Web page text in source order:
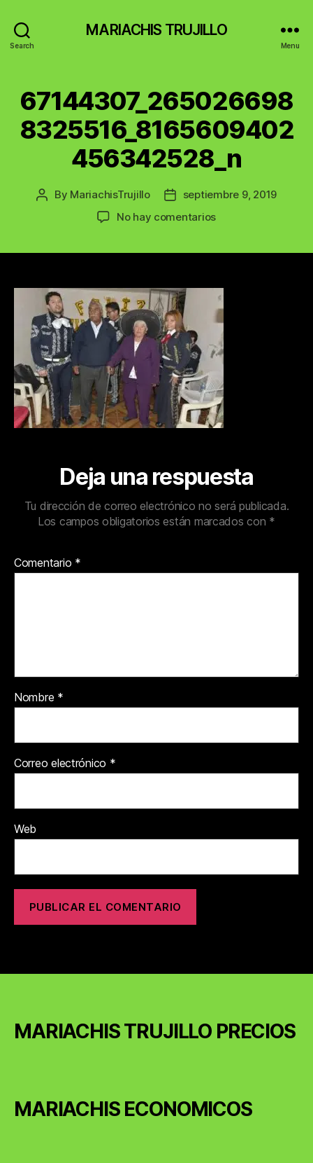
Search
MARIACHIS TRUJILLO
Menu
67144307_265026698
8325516_8165609402
456342528_n
Post
By MariachisTrujillo
Post
date
septiembre 9, 2019
No hay comentariosen
Deja una respuesta
Tu dirección de correo electrónico no será publicada.
Los campos obligatorios están marcados con *
Comentario *
Nombre *
Correo electrónico *
Web
MARIACHIS TRUJILLO PRECIOS
MARIACHIS ECONOMICOS